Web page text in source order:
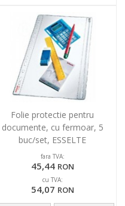
Folie protectie pentru
documente, cu fermoar, 5
buc/set, ESSELTE
fara TVA:
45,44 RON
cu TVA:
54,07 RON